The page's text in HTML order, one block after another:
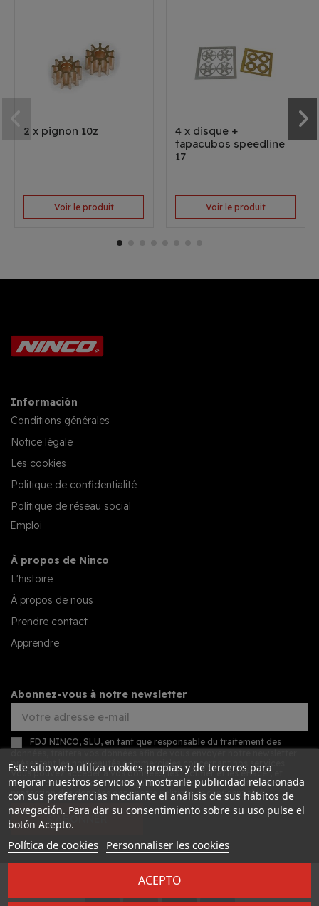
2 x pignon 10z
Voir le produit
4 x disque +
tapacubos speedline
17
Voir le produit
Información
Conditions générales
Notice légale
Les cookies
Politique de confidentialité
Politique de réseau social
Emploi
À propos de Ninco
L'histoire
À propos de nous
Prendre contact
Apprendre
Abonnez-vous à notre newsletter
FDJ NINCO, SLU, en tant que responsable du traitement des
présentant les nouveautés commerciales concernant nos services.
Vous pouvez accéder à vos données, les rectifier et les effacer, et
exercer d'autres droits en consultant les informations détaillées sur la
protection des données dans notre politique de confidentialité.
S’ABONNER
Desarrollado por
Este sitio web utiliza cookies propias y de terceros para
mejorar nuestros servicios y mostrarle publicidad relacionada
con sus preferencias mediante el análisis de sus hábitos de
navegación. Para dar su consentimiento sobre su uso pulse el
botón Acepto.
Política de cookies Personnaliser les cookies
ACEPTO